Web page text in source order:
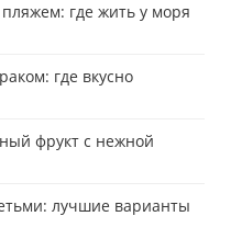
где жить у моря
где вкусно
фрукт с нежной
лучшие варианты